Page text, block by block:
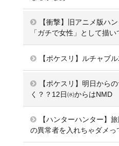
【衝撃】旧アニメ版ハ
「ガチで女性」として描
【ポケスリ】ルチャブ
【ポケスリ】明日から
く？？12日㈬からはNMD
【ハンターハンター】
の異常者を入れちゃダメっ